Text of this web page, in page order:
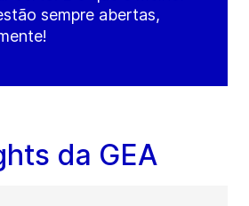
sempre abertas,
da GEA